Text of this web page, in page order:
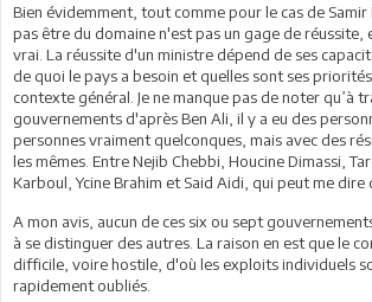
Bien évidemment, tout comme pour le cas de
pas être du domaine n'est pas un gage de réussite,
vrai. La réussite d'un ministre dépend de ses
de quoi le pays a besoin et quelles sont ses
contexte général. Je ne manque pas de noter qu’à
gouvernements d'après Ben Ali, il y a eu des
personnes vraiment quelconques, mais avec des
les mêmes. Entre Nejib Chebbi, Houcine Dimassi,
Karboul, Ycine Brahim et Said Aidi, qui peut me dire
A mon avis, aucun de ces six ou sept
à se distinguer des autres. La raison en est que le
difficile, voire hostile, d'où les exploits individuels
rapidement oubliés.